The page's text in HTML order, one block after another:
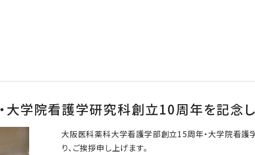
大学院看護学研究科創立10周年を記念
大阪医科薬科大学看護学部創立15周年・大学院看護
り、ご挨拶申し上げます。